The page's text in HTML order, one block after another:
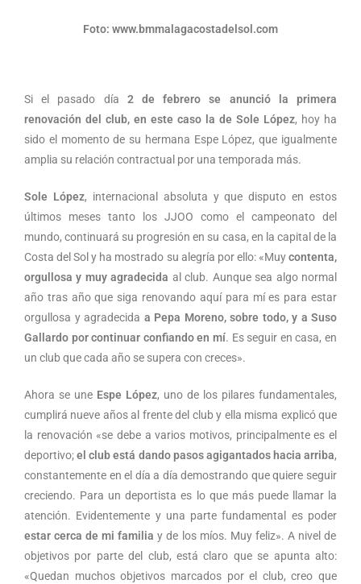
Foto: www.bmmalagacostadelsol.com
Si el pasado día 2 de febrero se anunció la primera
renovación del club, en este caso la de Sole López, hoy ha
sido el momento de su hermana Espe López, que igualmente
amplia su relación contractual por una temporada más.
Sole López, internacional absoluta y que disputo en estos
últimos meses tanto los JJOO como el campeonato del
mundo, continuará su progresión en su casa, en la capital de la
Costa del Sol y ha mostrado su alegría por ello: «Muycontenta,
orgullosa y muy agradecida al club. Aunque sea algo normal
año tras año que siga renovando aquí para mí es para estar
orgullosa y agradecida a Pepa Moreno, sobre todo, y a Suso
Gallardo por continuar confiando en mí. Es seguir en casa, en
un club que cada año se supera con creces».
Ahora se une Espe López, uno de los pilares fundamentales,
cumplirá nueve años al frente del club y ella misma explicó que
la renovación «se debe a varios motivos, principalmente es el
deportivo;el club está dando pasos agigantados hacia arriba,
constantemente en el día a día demostrando que quiere seguir
creciendo. Para un deportista es lo que más puede llamar la
atención. Evidentemente y una parte fundamental es poder
estar cerca de mi familia y de los míos. Muy feliz». A nivel de
objetivos por parte del club, está claro que se apunta alto:
«Quedan muchos objetivos marcados por el club, creo que